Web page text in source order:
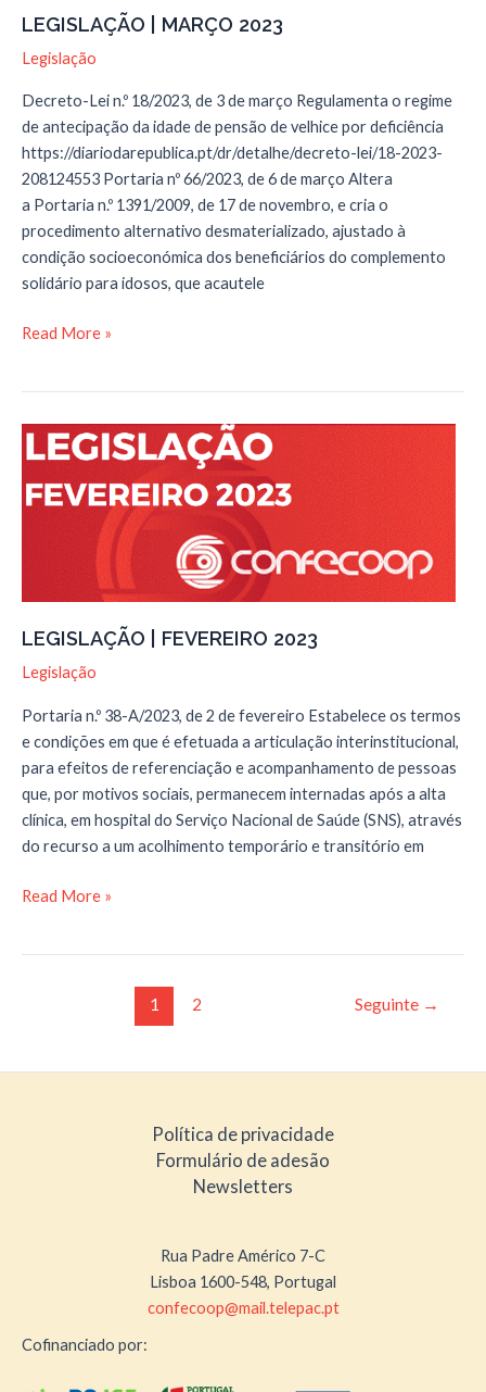
LEGISLAÇÃO | MARÇO 2023
Legislação
Decreto-Lei n.º 18/2023, de 3 de março Regulamenta o regime
de antecipação da idade de pensão de velhice por deficiência
https://diariodarepublica.pt/dr/detalhe/decreto-lei/18-2023-
208124553 Portaria nº 66/2023, de 6 de março Altera
a Portaria n.º 1391/2009, de 17 de novembro, e cria o
procedimento alternativo desmaterializado, ajustado à
condição socioeconómica dos beneficiários do complemento
solidário para idosos, que acautele
LEGISLAÇÃO
Read More »
LEGISLAÇÃO | FEVEREIRO 2023
Legislação
Portaria n.º 38-A/2023, de 2 de fevereiro Estabelece os termos
e condições em que é efetuada a articulação interinstitucional,
para efeitos de referenciação e acompanhamento de pessoas
que, por motivos sociais, permanecem internadas após a alta
clínica, em hospital do Serviço Nacional de Saúde (SNS), através
do recurso a um acolhimento temporário e transitório em
LEGISLAÇÃO
Read More »
1 2 Seguinte →
Política de privacidade
Formulário de adesão
Newsletters
Rua Padre Américo 7-C
Lisboa 1600-548, Portugal
confecoop@mail.telepac.pt
Cofinanciado por: